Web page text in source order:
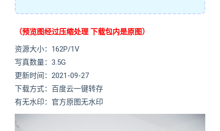
（预览图经过压缩处理 下载包内是原图）
资源大小：162P/1V
写真数量：3.5G
更新时间：2021-09-27
下载方式：百度云一键转存
有无水印：官方原图无水印